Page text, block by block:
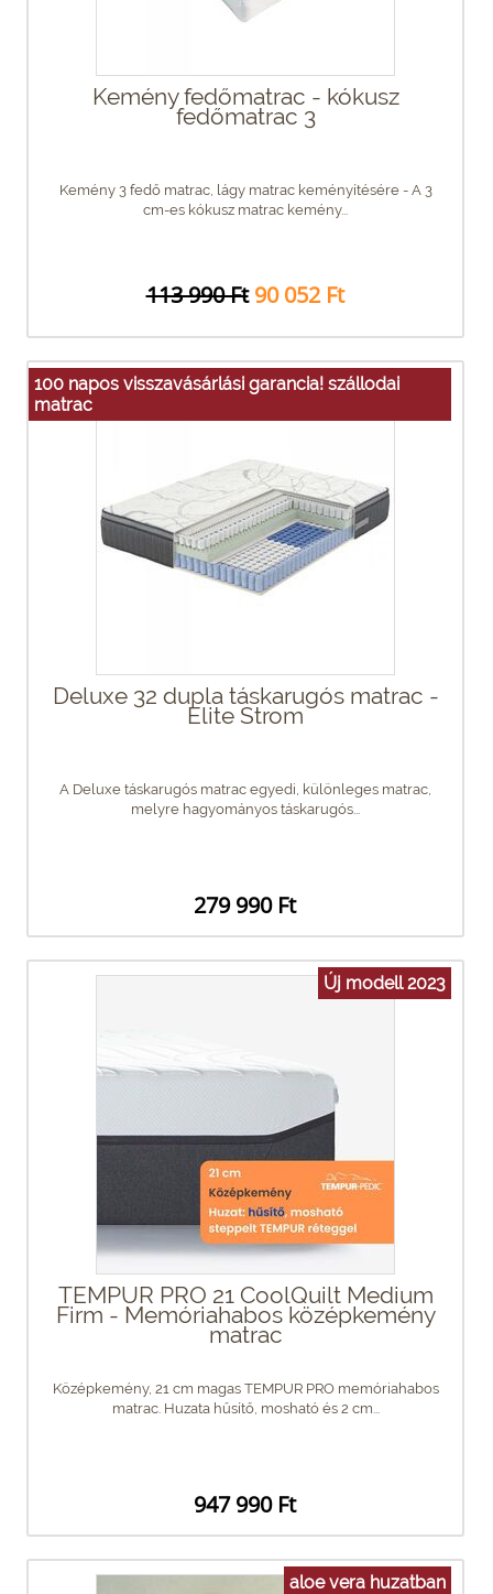
Kemény fedőmatrac - kókusz
fedőmatrac 3
Kemény 3 fedő matrac, lágy matrac keményítésére - A 3
cm-es kókusz matrac kemény...
113 990 Ft 90 052 Ft
100 napos visszavásárlási garancia! szállodai
matrac
Deluxe 32 dupla táskarugós matrac -
Elite Strom
A Deluxe táskarugós matrac egyedi, különleges matrac,
melyre hagyományos táskarugós...
279 990 Ft
Új modell 2023
TEMPUR PRO 21 CoolQuilt Medium
Firm - Memóriahabos középkemény
matrac
Középkemény, 21 cm magas TEMPUR PRO memóriahabos
matrac. Huzata hűsítő, mosható és 2 cm...
947 990 Ft
aloe vera huzatban